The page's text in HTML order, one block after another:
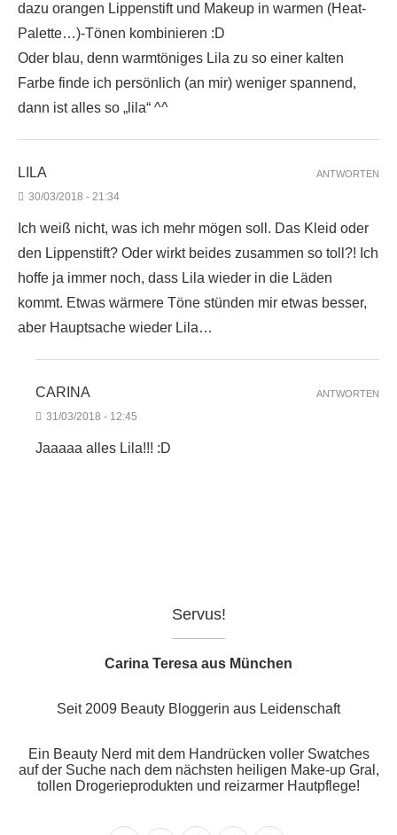
dazu orangen Lippenstift und Makeup in warmen (Heat-
Palette…)-Tönen kombinieren :D
Oder blau, denn warmtöniges Lila zu so einer kalten
Farbe finde ich persönlich (an mir) weniger spannend,
dann ist alles so „lila“ ^^
LILA
30/03/2018 - 21:34
Ich weiß nicht, was ich mehr mögen soll. Das Kleid oder
den Lippenstift? Oder wirkt beides zusammen so toll?! Ich
hoffe ja immer noch, dass Lila wieder in die Läden
kommt. Etwas wärmere Töne stünden mir etwas besser,
aber Hauptsache wieder Lila…
ANTWORTEN
CARINA
31/03/2018 - 12:45
Jaaaaa alles Lila!!! :D
ANTWORTEN
Servus!
Carina Teresa aus München
Seit 2009 Beauty Bloggerin aus Leidenschaft
Ein Beauty Nerd mit dem Handrücken voller Swatches
auf der Suche nach dem nächsten heiligen Make-up Gral,
tollen Drogerieprodukten und reizarmer Hautpflege!